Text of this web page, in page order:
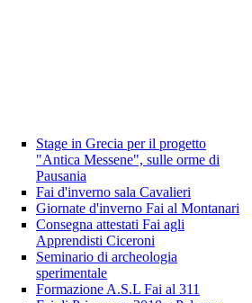
Stage in Grecia per il progetto
"Antica Messene", sulle orme di
Pausania
Fai d'inverno sala Cavalieri
Giornate d'inverno Fai al Montanari
Consegna attestati Fai agli
Apprendisti Ciceroni
Seminario di archeologia
sperimentale
Formazione A.S.L Fai al 311